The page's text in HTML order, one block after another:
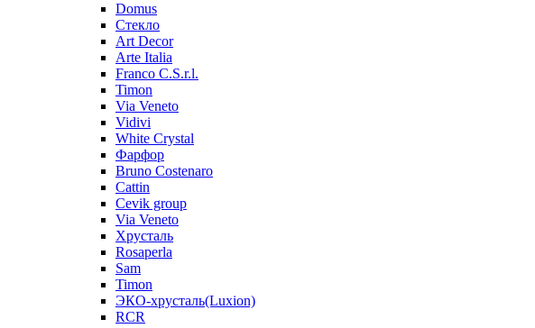
Domus
Стекло
Art Decor
Arte Italia
Franco C.S.r.l.
Timon
Via Veneto
Vidivi
White Crystal
Фарфор
Bruno Costenaro
Cattin
Cevik group
Via Veneto
Хрусталь
Rosaperla
Sam
Timon
ЭКО-хрусталь(Luxion)
RCR